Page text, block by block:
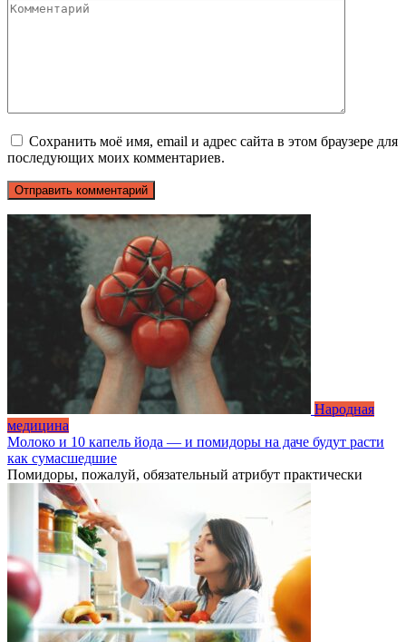
Сохранить моё имя, email и адрес сайта в этом браузере для
последующих моих комментариев.
Народная
медицина
Молоко и 10 капель йода — и помидоры на даче будут расти
как сумасшедшие
Помидоры, пожалуй, обязательный атрибут практически